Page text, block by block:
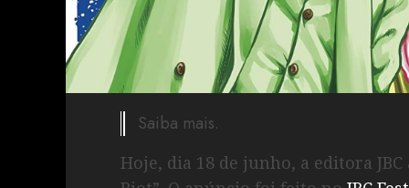
Saiba mais.
Hoje, dia 18 de junho, a editora